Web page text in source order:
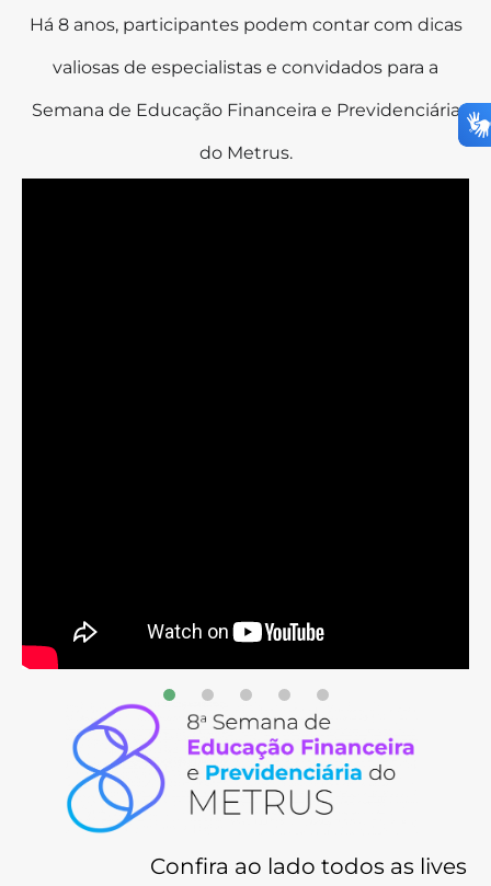
Há 8 anos, participantes podem contar com dicas
valiosas de especialistas e convidados para a
Semana de Educação Financeira e Previdenciária
do Metrus.
Confira ao lado todos as lives